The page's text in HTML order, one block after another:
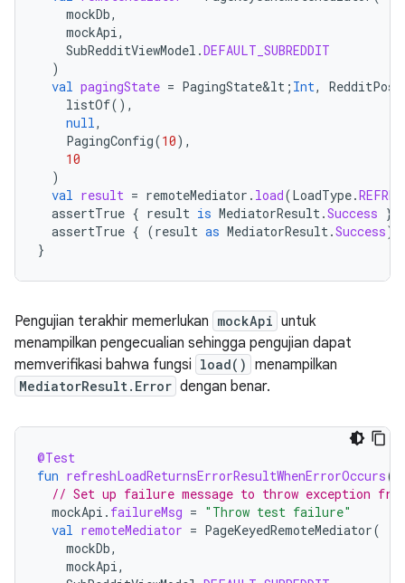
mockDb,
mockApi,
SubRedditViewModel .DEFAULT_SUBREDDIT
)
val pagingState = PagingState&lt ; Int,
listOf(),
null,
PagingConfig(10),
10
)
val result = remoteMediator . load(LoadType.
assertTrue { result is MediatorResult.Success }
assertTrue { (result as MediatorResult.Success).
}
Pengujian terakhir memerlukan mockApi untuk
menampilkan pengecualian sehingga pengujian dapat
memverifikasi bahwa fungsi load() menampilkan
MediatorResult.Error dengan benar.
@Test
fun refreshLoadReturnsErrorResultWhenErrorOccurs()
// Set up failure message to throw exception
mockApi . failureMsg = "Throw test failure"
val remoteMediator = PageKeyedRemoteMediator(
mockDb,
mockApi,